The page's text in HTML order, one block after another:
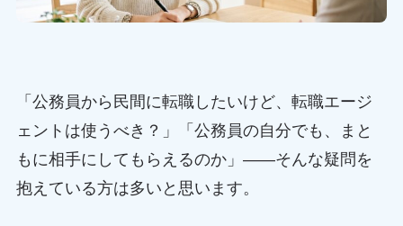
「公務員から民間に転職したいけど、転職エージ
ェントは使うべき？」「公務員の自分でも、まと
もに相手にしてもらえるのか」——そんな疑問を
抱えている方は多いと思います。